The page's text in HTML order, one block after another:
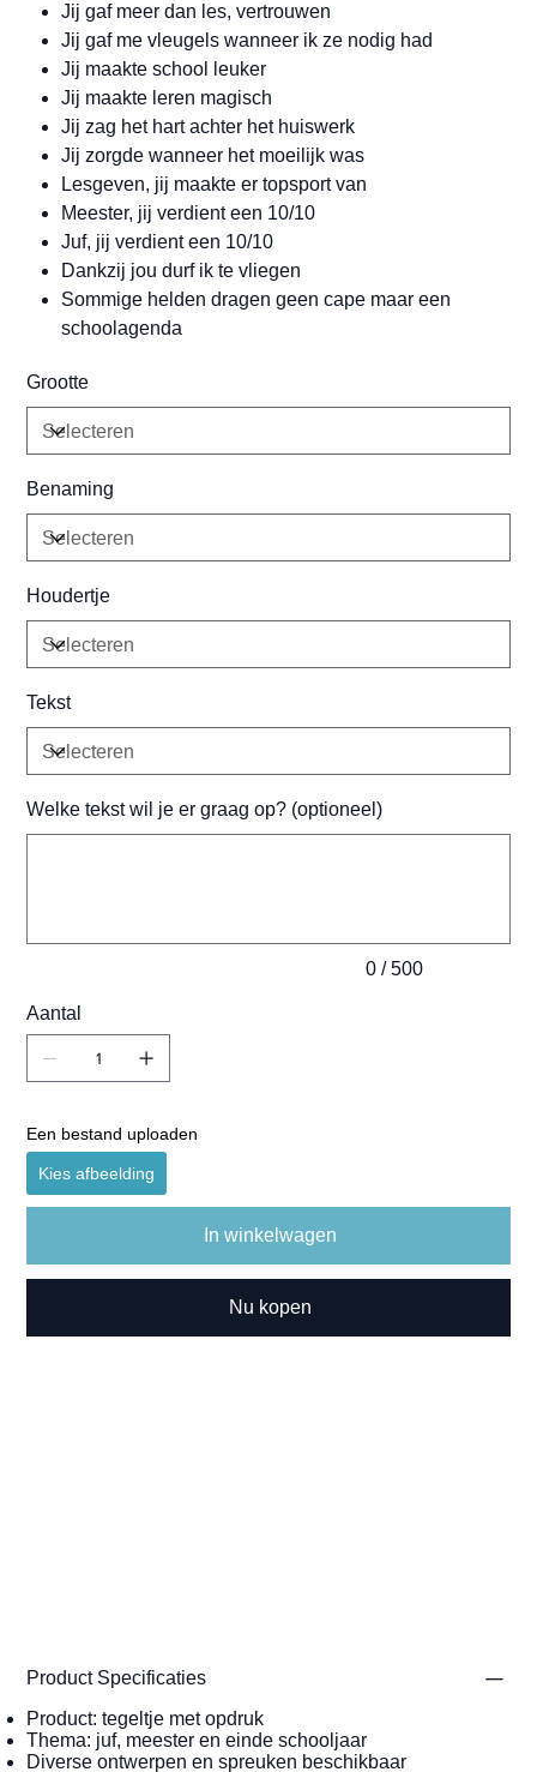
Jij gaf meer dan les, vertrouwen
Jij gaf me vleugels wanneer ik ze nodig had
Jij maakte school leuker
Jij maakte leren magisch
Jij zag het hart achter het huiswerk
Jij zorgde wanneer het moeilijk was
Lesgeven, jij maakte er topsport van
Meester, jij verdient een 10/10
Juf, jij verdient een 10/10
Dankzij jou durf ik te vliegen
Sommige helden dragen geen cape maar een
schoolagenda
Grootte
Benaming
Houdertje
Tekst
Welke tekst wil je er graag op? (optioneel)
0 / 500
Aantal
Een bestand uploaden
Kies afbeelding
In winkelwagen
Nu kopen
Product Specificaties
Product: tegeltje met opdruk
Thema: juf, meester en einde schooljaar
Diverse ontwerpen en spreuken beschikbaar